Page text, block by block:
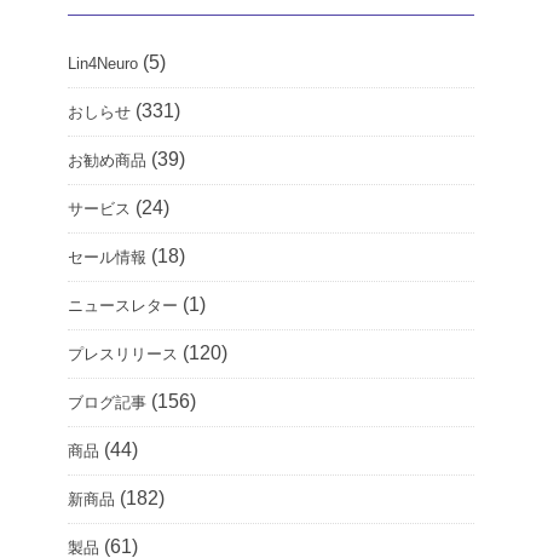
Lin4Neuro (5)
おしらせ (331)
お勧め商品 (39)
サービス (24)
セール情報 (18)
ニュースレター (1)
プレスリリース (120)
ブログ記事 (156)
商品 (44)
新商品 (182)
製品 (61)